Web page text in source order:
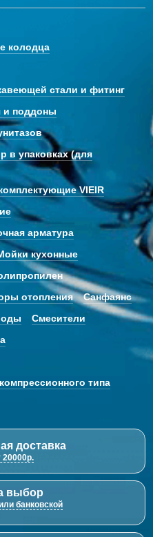
колодца
стали и фитинг
и поддоны
в упаковках (для
VIEIR
арматура
кухонные
отопления
Санфаянс
Смесители
типа
доставка
20000р.
выбор
банковской